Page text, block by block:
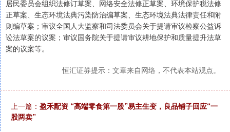
居民委员会组织法修订草案、网络安全法修正草案、环境保护税法修
正草案、生态环境法典污染防治编草案、生态环境法典法律责任和附
则编草案；审议全国人大监察和司法委员会关于提请审议检察公益诉
讼法草案的议案；审议国务院关于提请审议耕地保护和质量提升法草
案的议案等。
恒汇证券提示：文章来自网络，不代表本站观点。
上一篇： 盈禾配资 “高端零食第一股”易主生变，良品铺子回应“一
股两卖”